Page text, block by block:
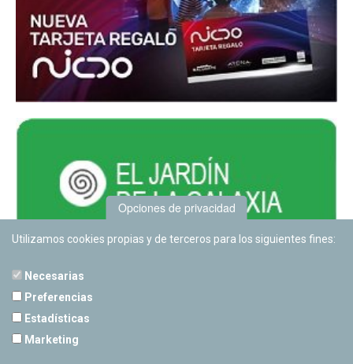
Opciones de privacidad
Utilizamos cookies propias y de terceros para los siguientes fines:
Necesarias
Preferencias
Estadísticas
Marketing